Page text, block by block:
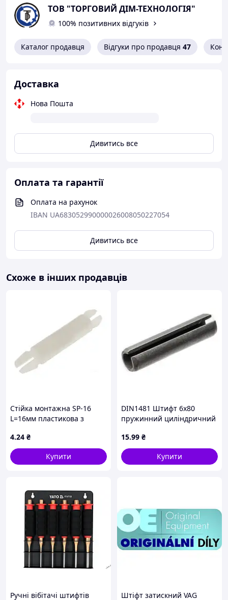
ТОВ "ТОРГОВИЙ ДІМ-ТЕХНОЛОГІЯ"
100% позитивних відгуків
Каталог продавця Відгуки про продавця 47
Доставка
Нова Пошта
Дивитись все
Оплата та гарантії
Оплата на рахунок
IBAN UA683052990000026008050227054
Дивитись все
Схоже в інших продавців
Стійка монтажна SP-16
L=16мм пластикова з
4.24 ₴
Купити
DIN1481 Штифт 6х80
пружинний циліндричний
покриття
15.99 ₴
Купити
Ручні вібітачі штифтів Штiфт затискний VAG